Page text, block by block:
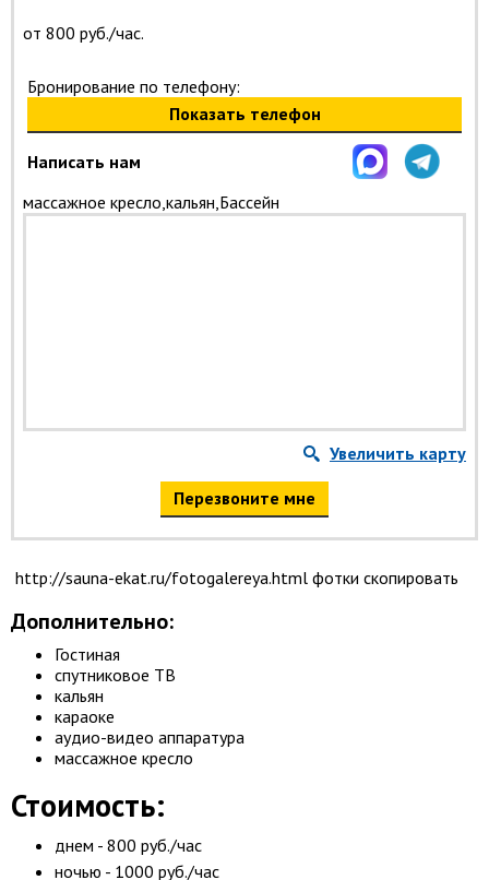
от 800 руб./час.
Бронирование по телефону:
Показать телефон
Написать нам
массажное кресло,кальян,Бассейн
Увеличить карту
Перезвоните мне
http://sauna-ekat.ru/fotogalereya.html фотки скопировать
Дополнительно:
Гостиная
спутниковое ТВ
кальян
караоке
аудио-видео аппаратура
массажное кресло
Стоимость:
днем - 800 руб./час
ночью - 1000 руб./час